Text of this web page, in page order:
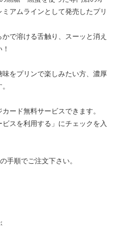
アムラインとして発売したプリ
で溶ける舌触り、スーッと消え
をプリンで楽しみたい方、濃厚
ード無料サービスできます。
スを利用する」にチェックを入
手順でご注文下さい。